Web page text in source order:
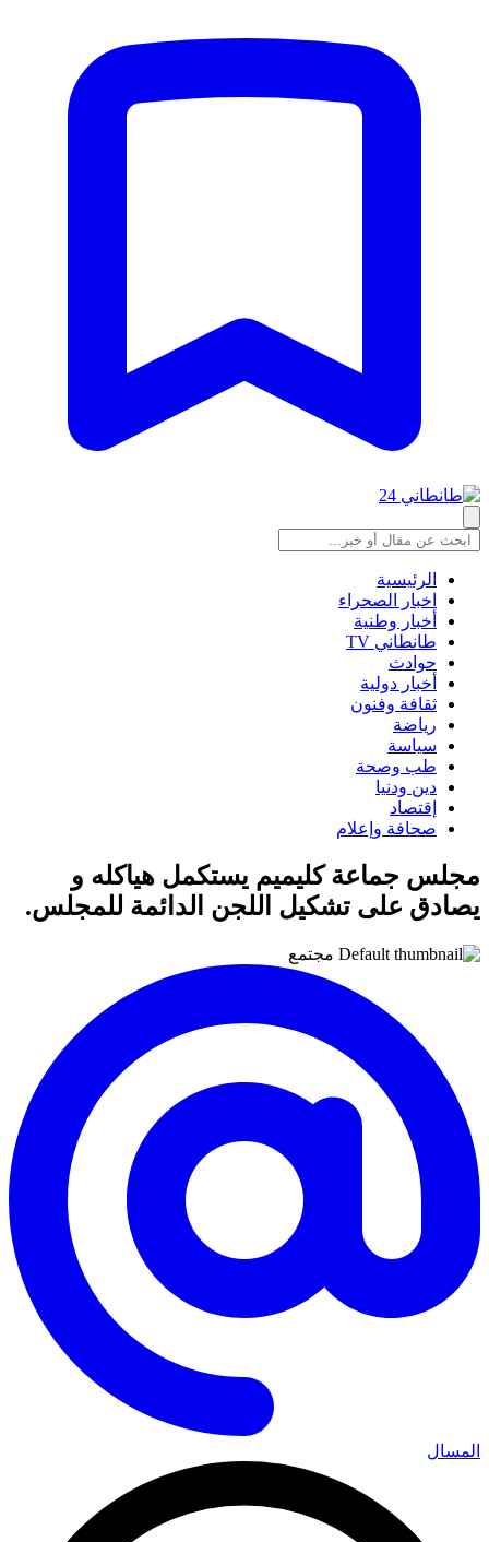
الرئيسية
اخبار الصحراء
أخبار وطنية
طانطاني TV
حوادث
أخبار دولية
ثقافة وفنون
رياضة
سياسة
طب وصحة
دين ودنيا
إقتصاد
صحافة وإعلام
مجلس جماعة كليميم يستكمل هياكله و
يصادق على تشكيل اللجن الدائمة للمجلس.
مجتمع
المسال